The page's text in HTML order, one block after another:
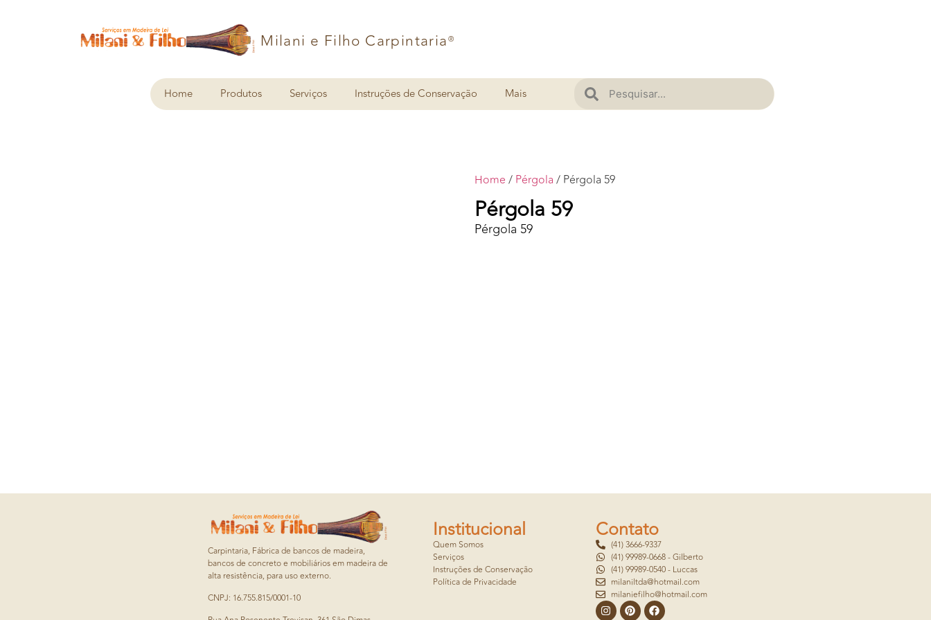
Milani e Filho Carpintaria®
Home Produtos Serviços Instruções de Conservação Mais
Home / Pérgola / Pérgola 59
Pérgola 59
Pérgola 59
Carpintaria, Fábrica de bancos de madeira,
bancos de concreto e mobiliários em madeira de
alta resistência, para uso externo.
CNPJ: 16.755.815/0001-10
Institucional
Quem Somos
Serviços
Instruções de Conservação
Política de Privacidade
Contato
(41) 3666-9337
(41) 99989-0668 - Gilberto
(41) 99989-0540 - Luccas
milaniltda@hotmail.com
milaniefilho@hotmail.com